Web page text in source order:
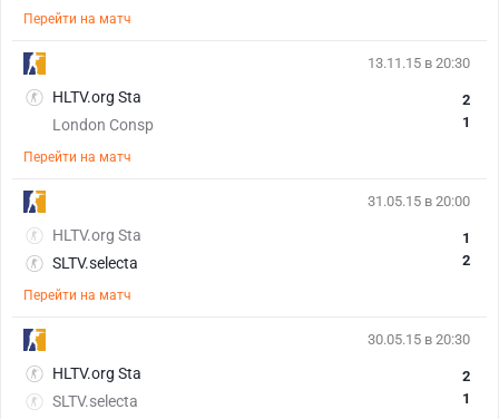
Перейти на матч
13.11.15 в 20:30
HLTV.org Sta
London Consp
2
1
Перейти на матч
31.05.15 в 20:00
HLTV.org Sta
SLTV.selecta
1
2
Перейти на матч
30.05.15 в 20:30
HLTV.org Sta
SLTV.selecta
2
1